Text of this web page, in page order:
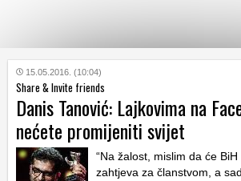
KATEGORIJE
HRVATSKI
WEB
15.05.2016. (10:04)
Share & Invite friends
Danis Tanović: Lajkovima na
nećete promijeniti svijet
“Na žalost, mislim da će
zahtjeva za članstvom, a